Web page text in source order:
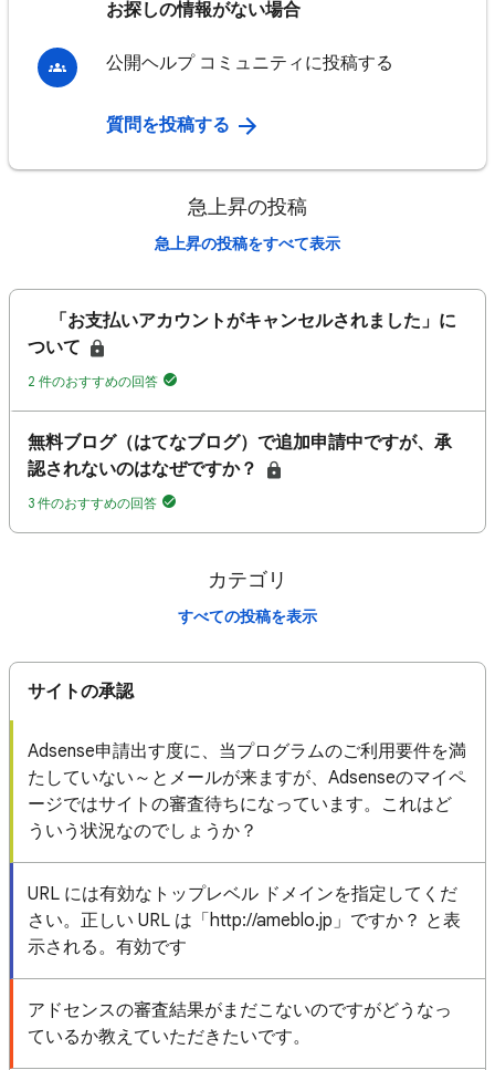
お探しの情報がない場合
公開ヘルプ コミュニティに投稿する
質問を投稿する
急上昇の投稿
急上昇の投稿をすべて表示
🚩「お支払いアカウントがキャンセルされました」に
ついて
2 件のおすすめの回答
無料ブログ（はてなブログ）で追加申請中ですが、承
認されないのはなぜですか？
3 件のおすすめの回答
カテゴリ
すべての投稿を表示
サイトの承認
Adsense申請出す度に、当プログラムのご利用要件を満
たしていない～とメールが来ますが、Adsenseのマイペ
ージではサイトの審査待ちになっています。これはど
ういう状況なのでしょうか？
URL には有効なトップレベル ドメインを指定してくだ
さい。正しい URL は「http://ameblo.jp」ですか？ と表
示される。有効です
アドセンスの審査結果がまだこないのですがどうなっ
ているか教えていただきたいです。